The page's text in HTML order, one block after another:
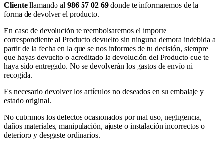
Cliente llamando al 986 57 02 69 donde te informaremos de la
forma de devolver el producto.
En caso de devolución te reembolsaremos el importe
correspondiente al Producto devuelto sin ninguna demora indebida a
partir de la fecha en la que se nos informes de tu decisión, siempre
que hayas devuelto o acreditado la devolución del Producto que te
haya sido entregado. No se devolverán los gastos de envío ni
recogida.
Es necesario devolver los artículos no deseados en su embalaje y
estado original.
No cubrimos los defectos ocasionados por mal uso, negligencia,
daños materiales, manipulación, ajuste o instalación incorrectos o
deterioro y desgaste ordinarios.